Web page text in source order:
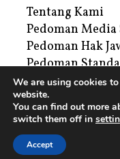
Tentang Kami
Pedoman Media
Pedoman Hak
Pedoman
Privacy Policy
Periklanan
Copyright © 2026 | PT.
We are using cookies
website.
You can find out more
switch them off in
Accept